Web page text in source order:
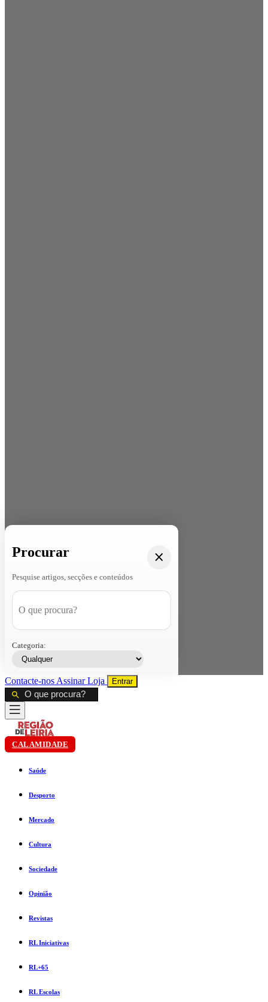
Procurar
Pesquise artigos, secções e conteúdos
Categoria:
Contacte-nos AssinarLoja Entrar
CALAMIDADE
Saúde
Desporto
Mercado
Cultura
Sociedade
Opinião
Revistas
RL Iniciativas
RL+65
RL Escolas